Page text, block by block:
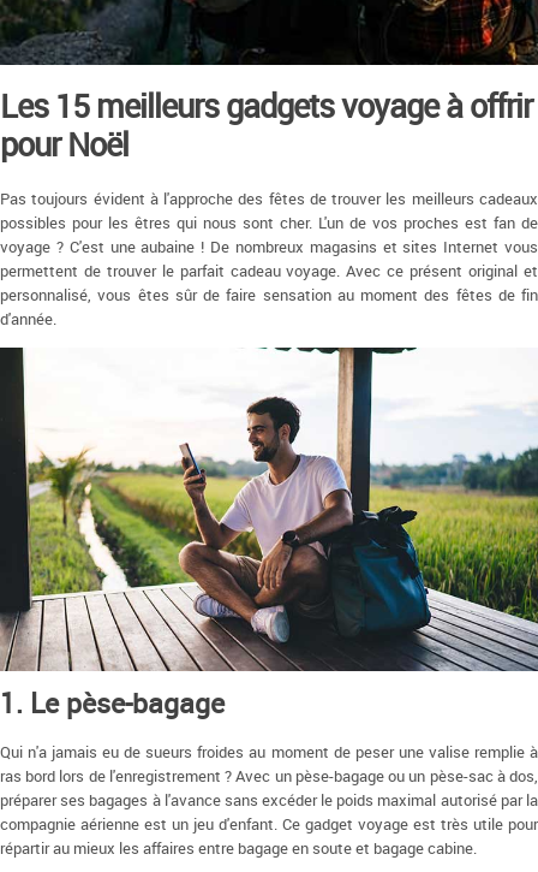
Les 15 meilleurs gadgets voyage à offrir
pour Noël
Pas toujours évident à l'approche des fêtes de trouver les meilleurs cadeaux
possibles pour les êtres qui nous sont cher. L'un de vos proches est fan de
voyage ? C'est une aubaine ! De nombreux magasins et sites Internet vous
permettent de trouver le parfait cadeau voyage. Avec ce présent original et
personnalisé, vous êtes sûr de faire sensation au moment des fêtes de fin
d'année.
1. Le pèse-bagage
Qui n'a jamais eu de sueurs froides au moment de peser une valise remplie à
ras bord lors de l'enregistrement ? Avec un pèse-bagage ou un pèse-sac à dos,
préparer ses bagages à l'avance sans excéder le poids maximal autorisé par la
compagnie aérienne est un jeu d'enfant. Ce gadget voyage est très utile pour
répartir au mieux les affaires entre bagage en soute et bagage cabine.